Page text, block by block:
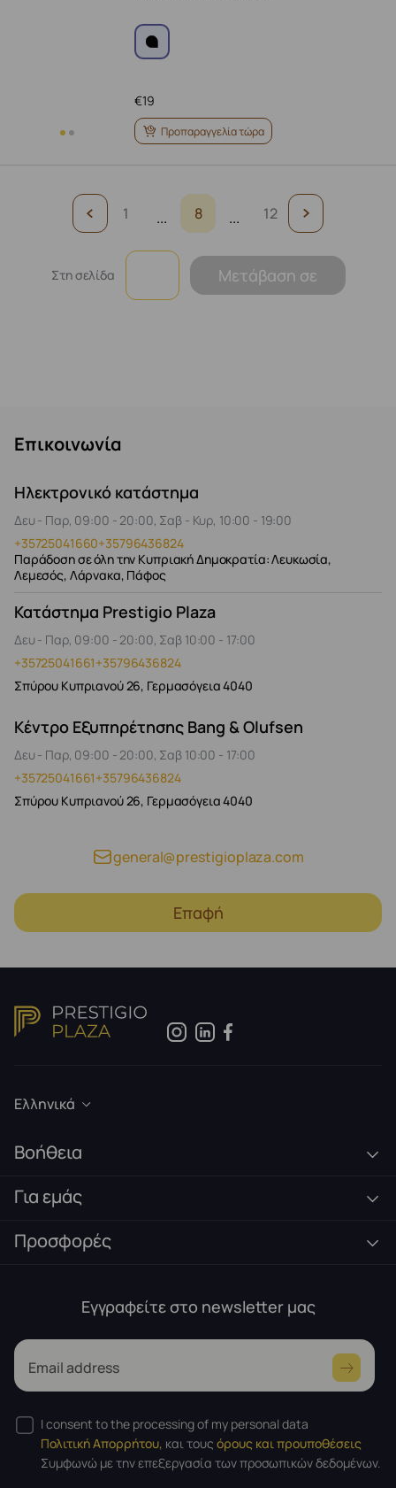
19
€
Προπαραγγελία τώρα
1 ... 8 ... 12
Στη σελίδα Μετάβαση σε
Επικοινωνία
Ηλεκτρονικό κατάστημα
Δευ - Παρ, 09:00 - 20:00, Σαβ - Κυρ, 10:00 - 19:00
+35725041660+35796436824
Παράδοση σε όλη την Κυπριακή Δημοκρατία: Λευκωσία,
Λεμεσός, Λάρνακα, Πάφος
Κατάστημα Prestigio Plaza
Δευ - Παρ, 09:00 - 20:00, Σαβ 10:00 - 17:00
+35725041661+35796436824
Σπύρου Κυπριανού 26, Γερμασόγεια 4040
Κέντρο Εξυπηρέτησης Bang & Olufsen
Δευ - Παρ, 09:00 - 20:00, Σαβ 10:00 - 17:00
+35725041661+35796436824
Σπύρου Κυπριανού 26, Γερμασόγεια 4040
general@prestigioplaza.com
Επαφή
Ελληνικά
Βοήθεια
Για εμάς
Προσφορές
Εγγραφείτε στο newsletter μας
Email address
I consent to the processing of my personal data
Πολιτική Απορρήτου, και τους όρους και προυποθέσεις
Συμφωνώ με την επεξεργασία των προσωπικών δεδομένων.